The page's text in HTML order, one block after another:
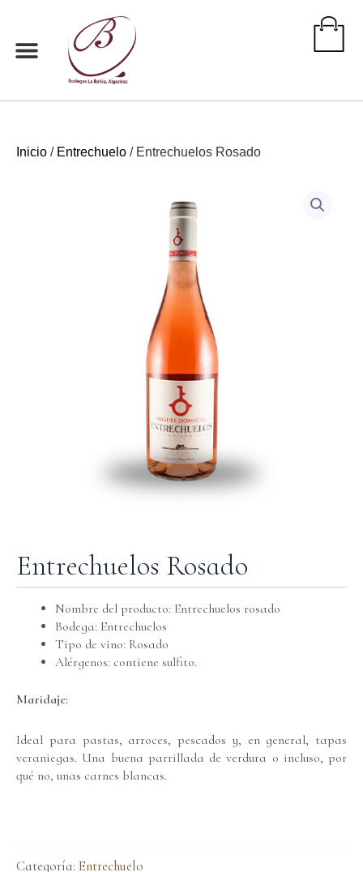
contenido
Inicio / Entrechuelo / Entrechuelos Rosado
Entrechuelos Rosado
Nombre del producto: Entrechuelos rosado
Bodega: Entrechuelos
Tipo de vino: Rosado
Alérgenos: contiene sulfito.
Maridaje:
Ideal para pastas, arroces, pescados y, en general, tapas
veraniegas. Una buena parrillada de verdura o incluso, por
qué no, unas carnes blancas.
Categoría: Entrechuelo